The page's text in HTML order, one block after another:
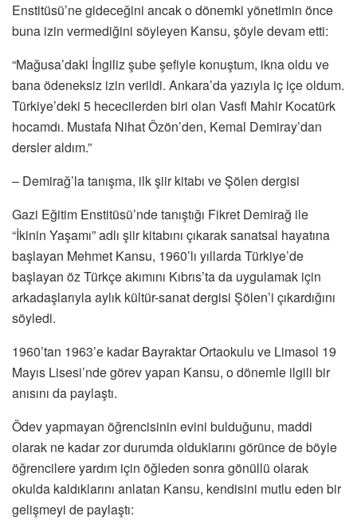
Enstitüsü’ne gideceğini ancak o dönemki yönetimin önce
buna izin vermediğini söyleyen Kansu, şöyle devam etti:
“Mağusa’daki İngiliz şube şefiyle konuştum, ikna oldu ve
bana ödeneksiz izin verildi. Ankara’da yazıyla iç içe oldum.
Türkiye’deki 5 hececilerden biri olan Vasfi Mahir Kocatürk
hocamdı. Mustafa Nihat Özön’den, Kemal Demiray’dan
dersler aldım.”
– Demirağ’la tanışma, ilk şiir kitabı ve Şölen dergisi
Gazi Eğitim Enstitüsü’nde tanıştığı Fikret Demirağ ile
“İkinin Yaşamı” adlı şiir kitabını çıkarak sanatsal hayatına
başlayan Mehmet Kansu, 1960’lı yıllarda Türkiye’de
başlayan öz Türkçe akımını Kıbrıs’ta da uygulamak için
arkadaşlarıyla aylık kültür-sanat dergisi Şölen’i çıkardığını
söyledi.
1960’tan 1963’e kadar Bayraktar Ortaokulu ve Limasol 19
Mayıs Lisesi’nde görev yapan Kansu, o dönemle ilgili bir
anısını da paylaştı.
Ödev yapmayan öğrencisinin evini bulduğunu, maddi
olarak ne kadar zor durumda olduklarını görünce de böyle
öğrencilere yardım için öğleden sonra gönüllü olarak
okulda kaldıklarını anlatan Kansu, kendisini mutlu eden bir
gelişmeyi de paylaştı: